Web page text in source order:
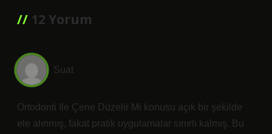
12 Yorum
Suat
Ortodonti Ile Çene Düzelir Mi konusu açık bir şekilde
ele alınmış, fakat pratik uygulamalar sınırlı kalmış. Bu